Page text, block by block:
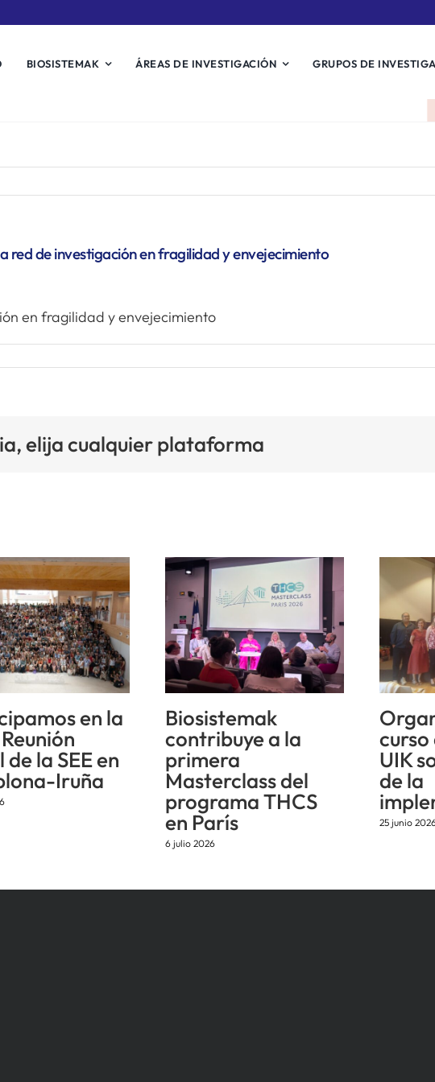
BIOSISTEMAK ÁREAS DE INVESTIGACIÓN GRUPOS DE
red de investigación en fragilidad y envejecimiento
en fragilidad y envejecimiento
elija cualquier plataforma
en la
de la SEE en
Iruña
Biosistemak
contribuye a la
primera
Masterclass del
programa THCS
en París
6 julio 2026
curso
UIK
de la
25 junio